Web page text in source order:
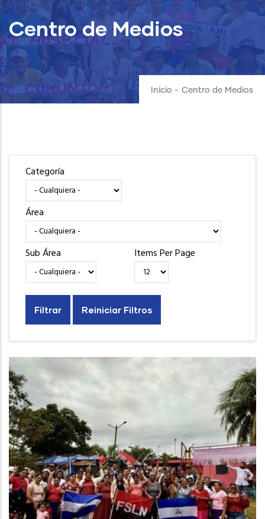
Centro de Medios
Inicio - Centro de Medios
Categoría
Área
Sub Área Items Per Page